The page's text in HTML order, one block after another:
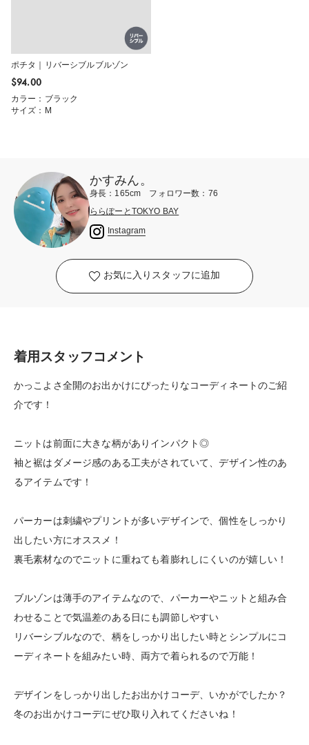
ポチタ｜リバーシブルブルゾン
$‌94.00
カラー：ブラック
サイズ：M
かすみん。
身長：165cm フォロワー数：76
ららぽーとTOKYO BAY
Instagram
お気に入りスタッフに追加
着用スタッフコメント
かっこよさ全開のお出かけにぴったりなコーディネートのご紹
介です！
ニットは前面に大きな柄がありインパクト◎
袖と裾はダメージ感のある工夫がされていて、デザイン性のあ
るアイテムです！
パーカーは刺繍やプリントが多いデザインで、個性をしっかり
出したい方にオススメ！
裏毛素材なのでニットに重ねても着膨れしにくいのが嬉しい！
ブルゾンは薄手のアイテムなので、パーカーやニットと組み合
わせることで気温差のある日にも調節しやすい
リバーシブルなので、柄をしっかり出したい時とシンプルにコ
ーディネートを組みたい時、両方で着られるので万能！
デザインをしっかり出したお出かけコーデ、いかがでしたか？
冬のお出かけコーデにぜひ取り入れてくださいね！